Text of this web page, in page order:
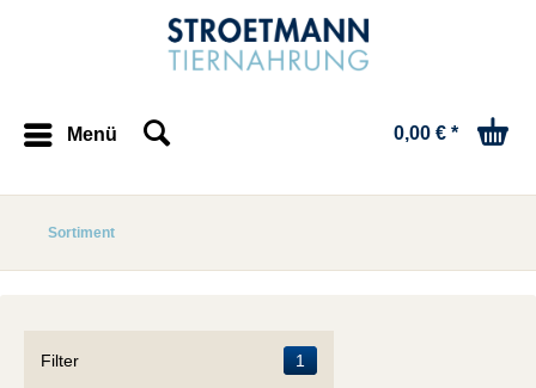
Menü 0,00 € *
Sortiment
Filter 1